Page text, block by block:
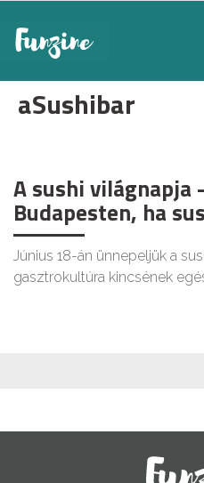
aSushibar
A sushi világnapja
Budapesten, ha
Június 18-án ünnepeljük a
gasztrokultúra kincsének